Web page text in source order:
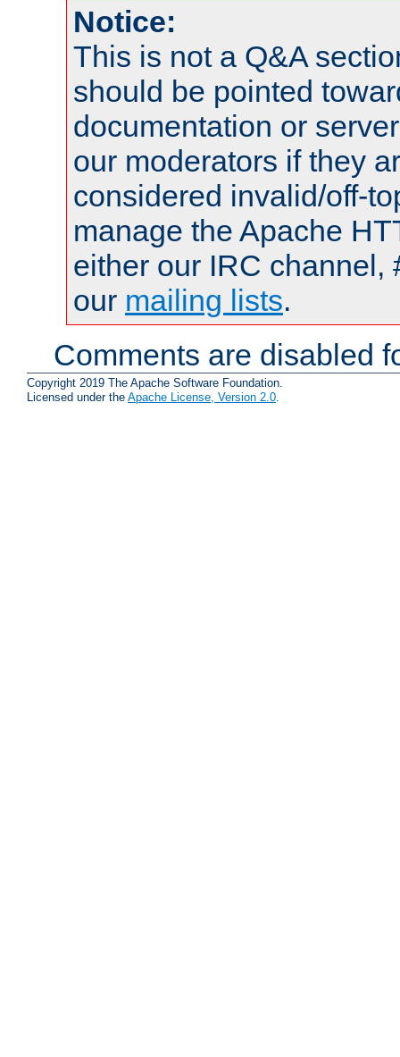
Notice:
This is not a Q&A
should be pointed
documentation or
our moderators if they
considered invalid/off-
manage the Apache
either our IRC channel,
our mailing lists.
Comments are disabled
Copyright 2019 The Apache Software Foundation.
Licensed under the Apache License, Version 2.0